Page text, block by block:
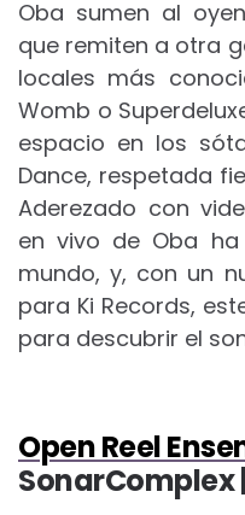
Oba sumen al
que remiten a otra
locales más
Womb o
espacio en los
Dance, respetada
Aderezado con
en vivo de Oba
mundo, y, con un
para Ki Records,
para descubrir el
Open Reel
SonarComplex